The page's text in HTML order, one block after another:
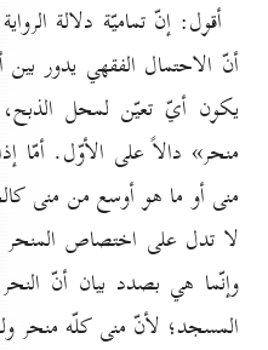
أقول: إنّ تماميّة دلالة
أنّ الاحتمال الفقهي يدور
يكون أيّ تعيّن لمحل
منحر» دالاً على الأوّل. أمّا
منى أو ما هو أوسع من منى
لا تدل على اختصاص المنحر
وإنّما هي بصدد بيان أنّ
المسجد؛ لأنّ منى كلّه منحر